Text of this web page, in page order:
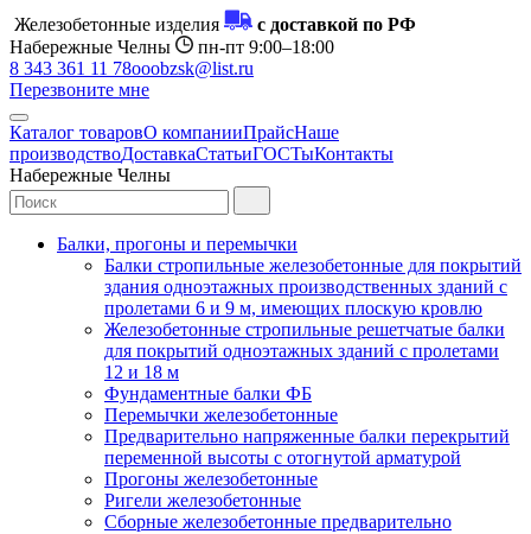
Железобетонные изделия
с доставкой по РФ
Набережные Челны
пн-пт 9:00–18:00
8 343 361 11 78ooobzsk@list.ru
Перезвоните мне
Каталог товаровО компанииПрайсНаше
производствоДоставкаСтатьиГОСТыКонтакты
Набережные Челны
Балки, прогоны и перемычки
Балки стропильные железобетонные для покрытий
здания одноэтажных производственных зданий с
пролетами 6 и 9 м, имеющих плоскую кровлю
Железобетонные стропильные решетчатые балки
для покрытий одноэтажных зданий с пролетами
12 и 18 м
Фундаментные балки ФБ
Перемычки железобетонные
Предварительно напряженные балки перекрытий
переменной высоты с отогнутой арматурой
Прогоны железобетонные
Ригели железобетонные
Сборные железобетонные предварительно